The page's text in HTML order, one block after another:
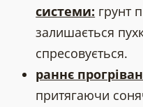
системи: грунт
залишається
спресовується.
раннє
притягаючи